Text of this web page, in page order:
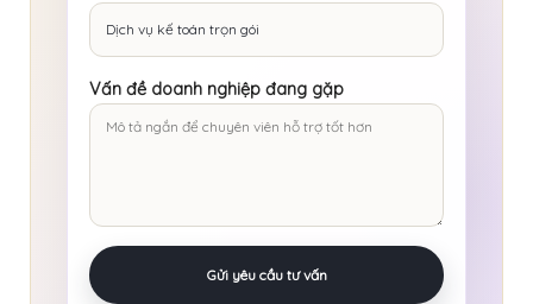
Vấn đề doanh nghiệp đang gặp